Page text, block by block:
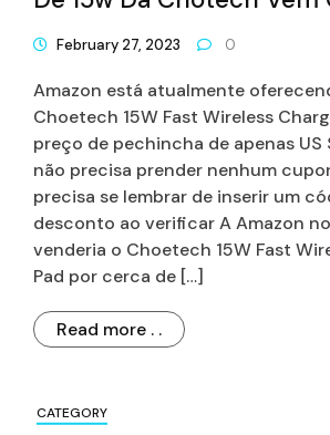
Adaptador De Parede Na
Apenas US $ 9,99
February 27, 2023 0
Amazon está atualmente
Choetech 15W Fast Wireless
preço de pechincha de apenas US
não precisa prender nenhum
precisa se lembrar de inserir um
desconto ao verificar A Amazon
venderia o Choetech 15W Fast
Pad por cerca de […]
Read more . .
CATEGORY